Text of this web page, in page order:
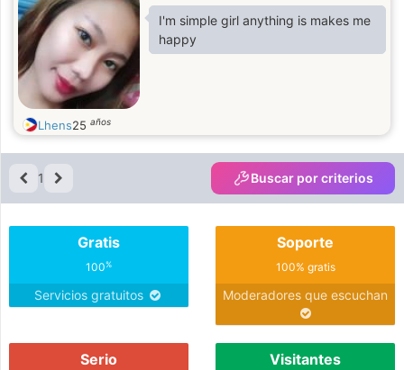
I'm simple girl anything is makes me
happy
Lhens25 años
1 Buscar por criterios
Gratis
100%
Servicios gratuitos
Soporte
100% gratis
Moderadores que escuchan
Serio Visitantes